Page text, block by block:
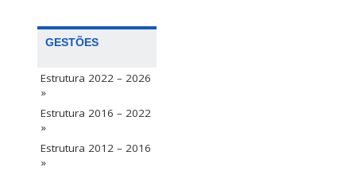
GESTÕES
Estrutura 2022 – 2026
»
Estrutura 2016 – 2022
»
Estrutura 2012 – 2016
»